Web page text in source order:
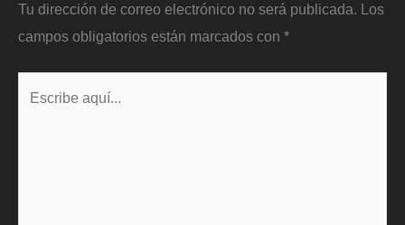
Tu dirección de correo electrónico no será publicada.
Los
campos obligatorios están marcados con *